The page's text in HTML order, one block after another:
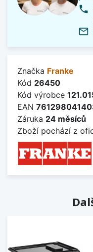
phone
mail_outline
Značka Franke
Kód 26450
Kód výrobce
EAN
Záruka 24 měsíců
Zboží pochází z